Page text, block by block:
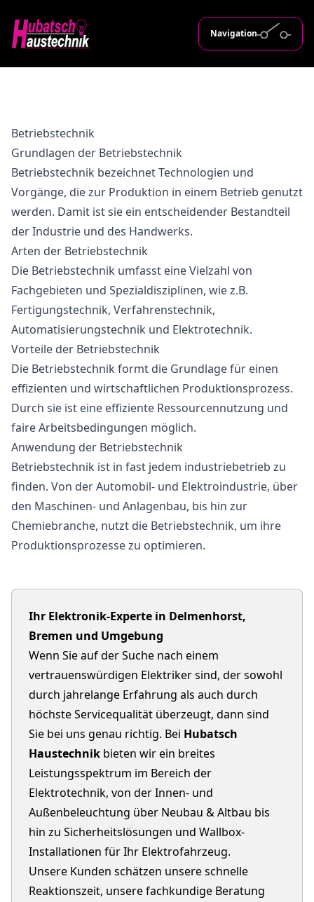
Navigation
Betriebstechnik
Grundlagen der Betriebstechnik
Betriebstechnik bezeichnet Technologien und
Vorgänge, die zur Produktion in einem Betrieb genutzt
werden. Damit ist sie ein entscheidender Bestandteil
der Industrie und des Handwerks.
Arten der Betriebstechnik
Die Betriebstechnik umfasst eine Vielzahl von
Fachgebieten und Spezialdisziplinen, wie z.B.
Fertigungstechnik, Verfahrenstechnik,
Automatisierungstechnik und Elektrotechnik.
Vorteile der Betriebstechnik
Die Betriebstechnik formt die Grundlage für einen
effizienten und wirtschaftlichen Produktionsprozess.
Durch sie ist eine effiziente Ressourcennutzung und
faire Arbeitsbedingungen möglich.
Anwendung der Betriebstechnik
Betriebstechnik ist in fast jedem industriebetrieb zu
finden. Von der Automobil- und Elektroindustrie, über
den Maschinen- und Anlagenbau, bis hin zur
Chemiebranche, nutzt die Betriebstechnik, um ihre
Produktionsprozesse zu optimieren.
Ihr Elektronik-Experte in Delmenhorst,
Bremen und Umgebung
Wenn Sie auf der Suche nach einem
vertrauenswürdigen Elektriker sind, der sowohl
durch jahrelange Erfahrung als auch durch
höchste Servicequalität überzeugt, dann sind
Sie bei uns genau richtig. Bei Hubatsch
Haustechnik bieten wir ein breites
Leistungsspektrum im Bereich der
Elektrotechnik, von der Innen- und
Außenbeleuchtung über Neubau & Altbau bis
hin zu Sicherheitslösungen und Wallbox-
Installationen für Ihr Elektrofahrzeug.
Unsere Kunden schätzen unsere schnelle
Reaktionszeit, unsere fachkundige Beratung